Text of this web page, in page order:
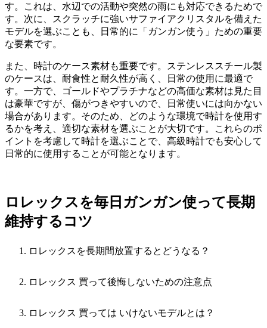
す。これは、水辺での活動や突然の雨にも対応できるためで
す。次に、スクラッチに強いサファイアクリスタルを備えた
モデルを選ぶことも、日常的に「ガンガン使う」ための重要
な要素です。
また、時計のケース素材も重要です。ステンレススチール製
のケースは、耐食性と耐久性が高く、日常の使用に最適で
す。一方で、ゴールドやプラチナなどの高価な素材は見た目
は豪華ですが、傷がつきやすいので、日常使いには向かない
場合があります。そのため、どのような環境で時計を使用す
るかを考え、適切な素材を選ぶことが大切です。これらのポ
イントを考慮して時計を選ぶことで、高級時計でも安心して
日常的に使用することが可能となります。
ロレックスを毎日ガンガン使って長期
維持するコツ
ロレックスを長期間放置するとどうなる？
ロレックス 買って後悔しないための注意点
ロレックス 買っては いけないモデルとは？